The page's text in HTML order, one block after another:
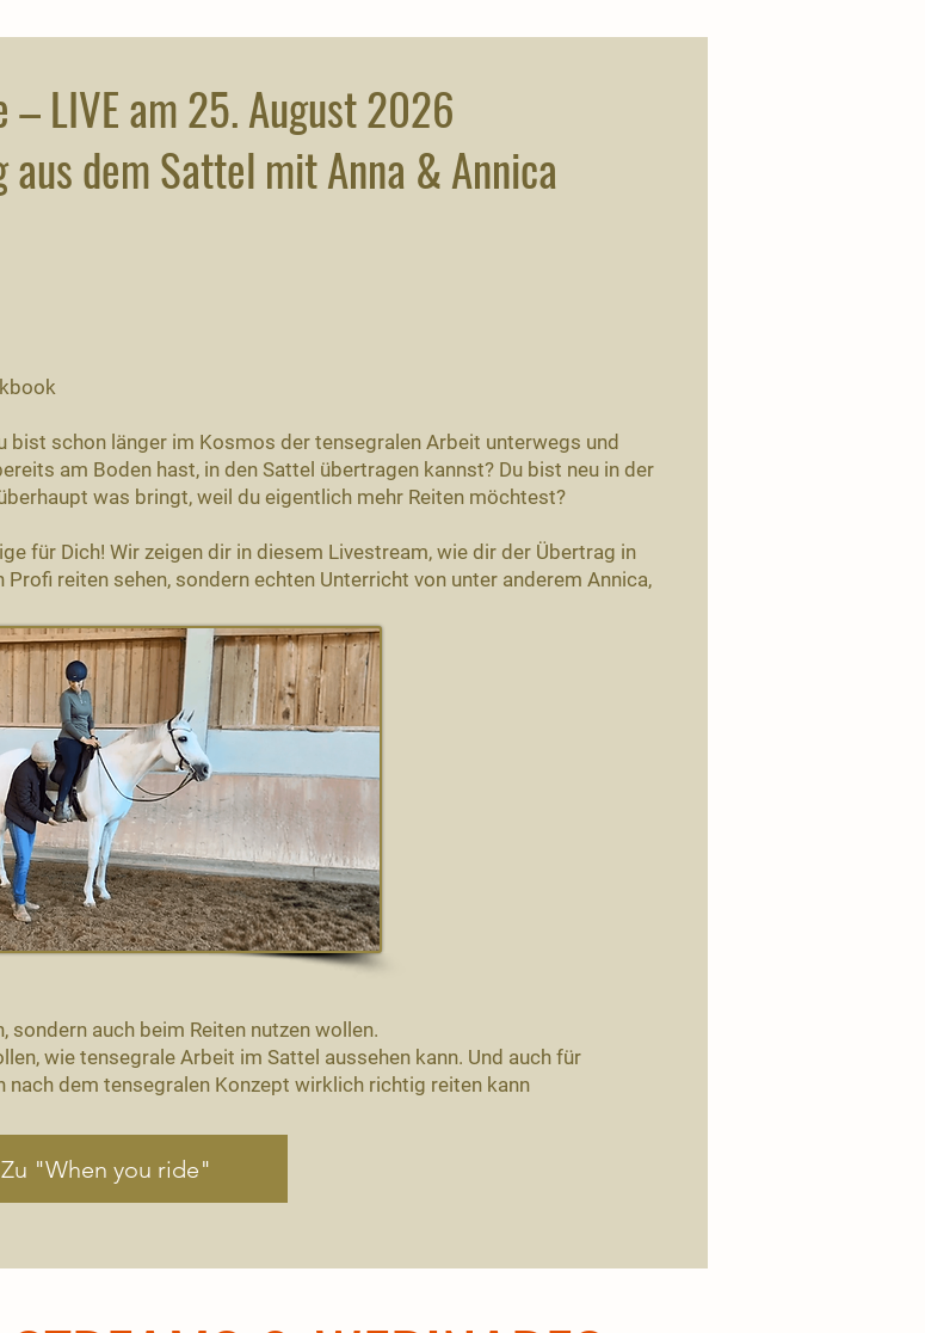
– LIVE am 25. August 2026
aus dem Sattel mit Anna & Annica
bist schon länger im Kosmos der tensegralen Arbeit unterwegs und
am Boden hast, in den Sattel übertragen kannst? Du bist neu in der
was bringt, weil du eigentlich mehr Reiten möchtest?
für Dich! Wir zeigen dir in diesem Livestream, wie dir der Übertrag in
reiten sehen, sondern echten Unterricht von unter anderem Annica,
auch beim Reiten nutzen wollen.
wie tensegrale Arbeit im Sattel aussehen kann. Und auch für
nach dem tensegralen Konzept wirklich richtig reiten kann
Zu "When you ride"